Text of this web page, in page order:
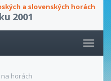
a slovenských horách
2001
horách